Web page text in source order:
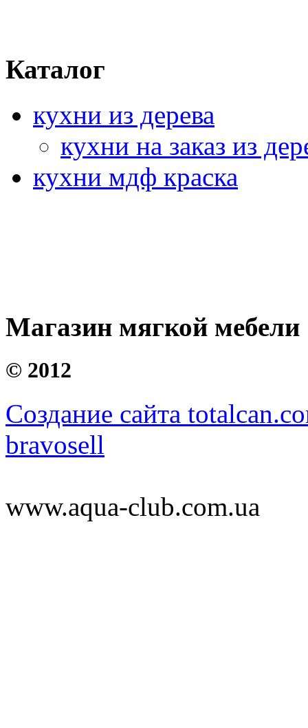
Каталог
кухни из дерева
кухни на заказ из
кухни мдф краска
Магазин мягкой мебели
© 2012
Создание сайта
bravosell
www.aqua-club.com.ua